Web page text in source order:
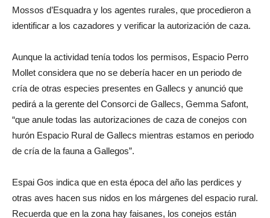
Mossos d’Esquadra y los agentes rurales, que procedieron a
identificar a los cazadores y verificar la autorización de caza.
Aunque la actividad tenía todos los permisos, Espacio Perro
Mollet considera que no se debería hacer en un periodo de
cría de otras especies presentes en Gallecs y anunció que
pedirá a la gerente del Consorci de Gallecs, Gemma Safont,
“que anule todas las autorizaciones de caza de conejos con
hurón Espacio Rural de Gallecs mientras estamos en periodo
de cría de la fauna a Gallegos”.
Espai Gos indica que en esta época del año las perdices y
otras aves hacen sus nidos en los márgenes del espacio rural.
Recuerda que en la zona hay faisanes, los conejos están